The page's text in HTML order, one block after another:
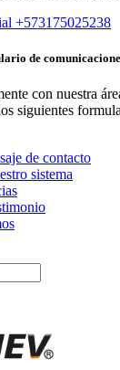
+573175025238
de
con nuestra
siguientes
de contacto
sistema